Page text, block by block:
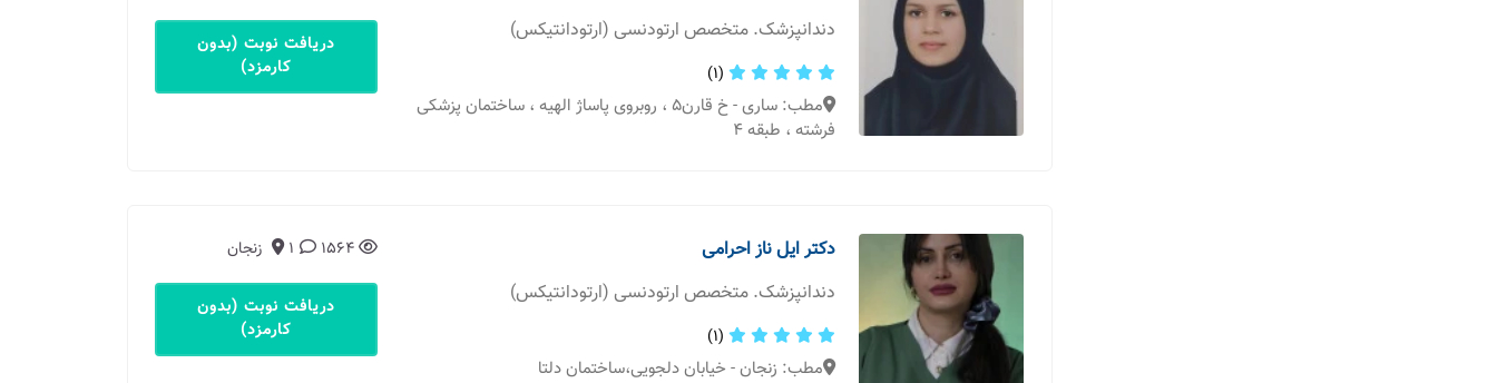
دندانپزشک. متخصص ارتودنسی (ارتودانتیکس)
(1)
مطب: ساری - خ قارن5 ، روبروی پاساژ الهیه ، ساختمان پزشکی
فرشته ، طبقه 4
دریافت نوبت (بدون
کارمزد)
دکتر ایل ناز احرامی
دندانپزشک. متخصص ارتودنسی (ارتودانتیکس)
(1)
مطب: زنجان - خیابان دلجویی،ساختمان دلتا
1564
1 زنجان
دریافت نوبت (بدون
کارمزد)